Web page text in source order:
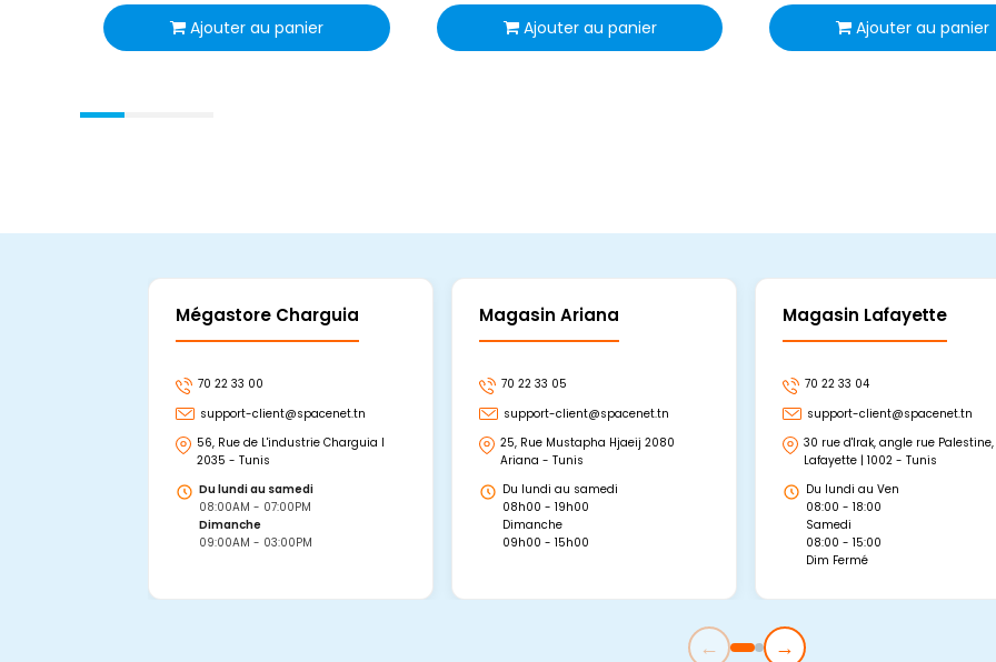
Ajouter au panier Ajouter au panier Ajouter au panier
Mégastore Charguia
70 22 33 00
support-client@spacenet.tn
56, Rue de L'industrie Charguia I
2035 - Tunis
Du lundi au samedi
08:00AM - 07:00PM
Dimanche
09:00AM - 03:00PM
Magasin Ariana
70 22 33 05
support-client@spacenet.tn
25, Rue Mustapha Hjaeij 2080
Ariana - Tunis
Du lundi au samedi
08h00 - 19h00
Dimanche
09h00 - 15h00
Magasin Lafayette
70 22 33 04
support-client@spacenet.tn
30 rue d'Irak, angle rue Palestine,
Lafayette | 1002 - Tunis
Du lundi au Ven
08:00 - 18:00
Samedi
08:00 - 15:00
Dim Fermé
← →